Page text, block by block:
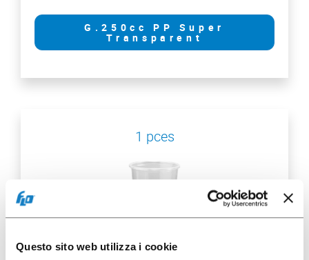
Questo sito web utilizza i cookie
G.250cc PP Super
Transparent
1 pces